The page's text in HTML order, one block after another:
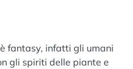
fantasy, infatti gli umani
gli spiriti delle piante e